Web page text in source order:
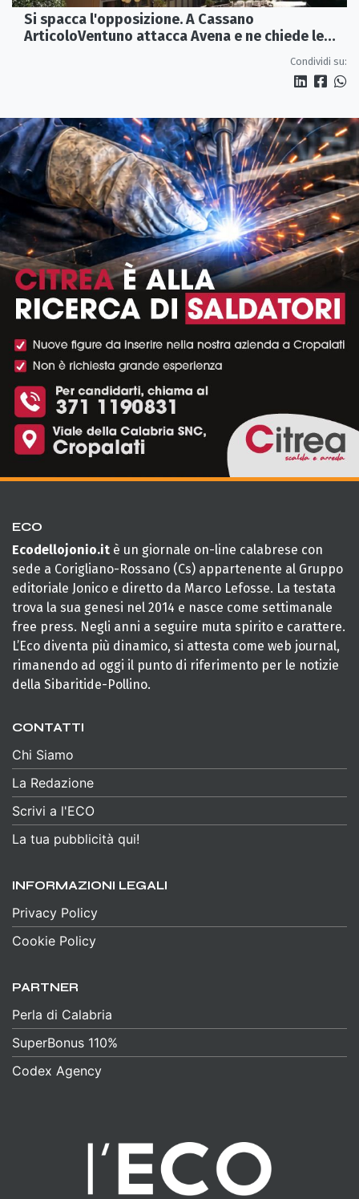
Si spacca l'opposizione. A Cassano
ArticoloVentuno attacca Avena e ne chiede le
Condividi su:
ECO
Ecodellojonio.it è un giornale on-line calabrese con
sede a Corigliano-Rossano (Cs) appartenente al Gruppo
editoriale Jonico e diretto da Marco Lefosse. La testata
trova la sua genesi nel 2014 e nasce come settimanale
free press. Negli anni a seguire muta spirito e carattere.
L’Eco diventa più dinamico, si attesta come web journal,
rimanendo ad oggi il punto di riferimento per le notizie
della Sibaritide-Pollino.
CONTATTI
Chi Siamo
La Redazione
Scrivi a l'ECO
La tua pubblicità qui!
INFORMAZIONI LEGALI
Privacy Policy
Cookie Policy
PARTNER
Perla di Calabria
SuperBonus 110%
Codex Agency